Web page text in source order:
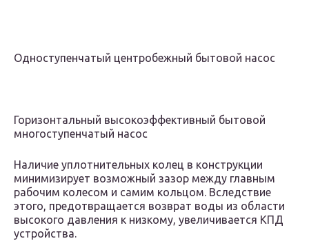
Одноступенчатый центробежный бытовой насос
Горизонтальный высокоэффективный бытовой
многоступенчатый насос
Наличие уплотнительных колец в конструкции
минимизирует возможный зазор между главным
рабочим колесом и самим кольцом. Вследствие
этого, предотвращается возврат воды из области
высокого давления к низкому, увеличивается КПД
устройства.